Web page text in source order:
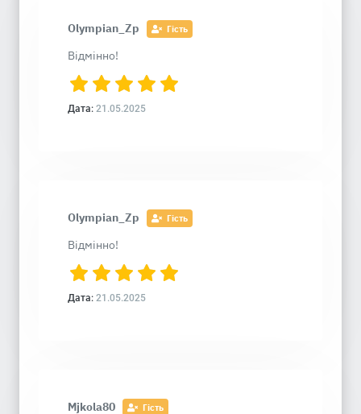
Olympian_Zp Гість
Відмінно!
Дата: 21.05.2025
Olympian_Zp Гість
Відмінно!
Дата: 21.05.2025
Mjkola80 Гість